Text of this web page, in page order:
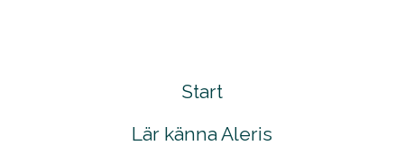
Start
Lär känna Aleris